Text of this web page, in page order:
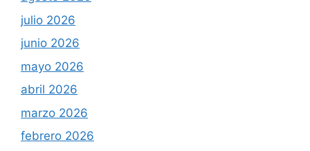
julio 2026
junio 2026
mayo 2026
abril 2026
marzo 2026
febrero 2026